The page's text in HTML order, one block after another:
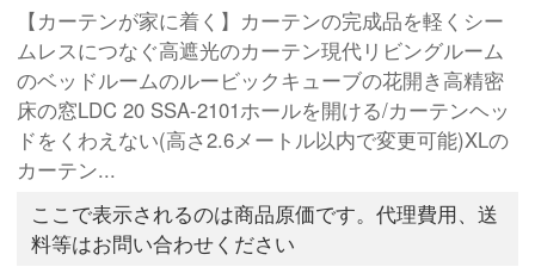
【カーテンが家に着く】カーテンの完成品を軽くシー
ムレスにつなぐ高遮光のカーテン現代リビングルーム
のベッドルームのルービックキューブの花開き高精密
床の窓LDC 20 SSA-2101ホールを開ける/カーテンヘッ
ドをくわえない(高さ2.6メートル以内で変更可能)XLの
カーテン...
ここで表示されるのは商品原価です。代理費用、送
料等はお問い合わせください